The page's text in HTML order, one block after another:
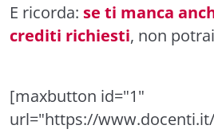
E ricorda: se ti manca
crediti richiesti, non
[maxbutton id="1"
url="https://